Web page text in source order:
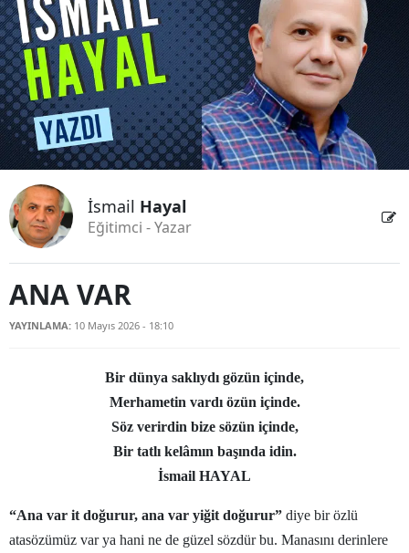
Bilecik
Bingöl
Bitlis
Bolu
Burdur
Diyarbakır
Edirne
Elazığ
Erzincan
Erzurum
İsmail Hayal
Eğitimci - Yazar
ANA VAR
YAYINLAMA: 10 Mayıs 2026 - 18:10
Bir dünya saklıydı gözün içinde,
Merhametin vardı özün içinde.
Söz verirdin bize sözün içinde,
Bir tatlı kelâmın başında idin.
İsmail HAYAL
“Ana var it doğurur, ana var yiğit doğurur” diye bir özlü
atasözümüz var ya hani ne de güzel sözdür bu. Manasını derinlere